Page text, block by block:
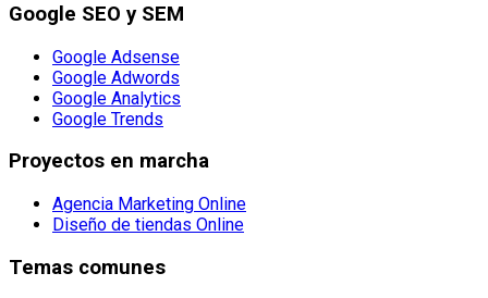
Google SEO y SEM
Google Adsense
Google Adwords
Google Analytics
Google Trends
Proyectos en marcha
Agencia Marketing Online
Diseño de tiendas Online
Temas comunes